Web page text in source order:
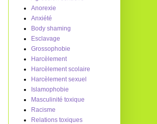
Anorexie
Anxiété
Body shaming
Esclavage
Grossophobie
Harcèlement
Harcèlement scolaire
Harcèlement sexuel
Islamophobie
Masculinité toxique
Racisme
Relations toxiques